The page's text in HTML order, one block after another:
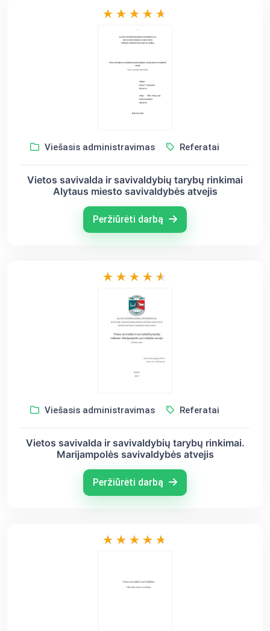
Viešasis administravimas Referatai
Vietos savivalda ir savivaldybių tarybų rinkimai
Alytaus miesto savivaldybės atvejis
Peržiūrėti darbą
Viešasis administravimas Referatai
Vietos savivalda ir savivaldybių tarybų rinkimai.
Marijampolės savivaldybės atvejis
Peržiūrėti darbą